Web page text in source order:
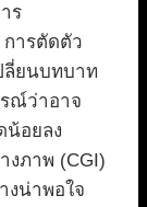
ร
การตัดตัว
ลี่ยนบทบาท
รณ์ว่าอาจ
น้อยลง
งภาพ (CGI)
งน่าพอใจ